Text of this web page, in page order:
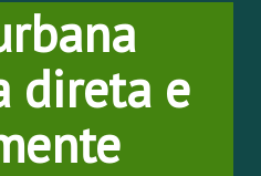
direta e